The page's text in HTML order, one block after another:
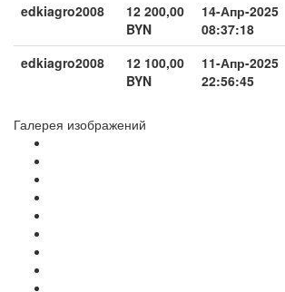
edkiagro2008
12 200,00
BYN
14-Апр-2025
08:37:18
edkiagro2008
12 100,00
BYN
11-Апр-2025
22:56:45
Галерея изображений